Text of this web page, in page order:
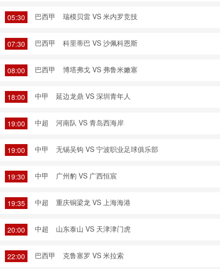
05:30 巴西甲 瑞模贝雷 VS 米内罗竞技
07:30 巴西甲 科里蒂巴 VS 沙佩科恩斯
08:00 巴西甲 博塔弗戈 VS 弗鲁米嫩塞
18:00 中甲 延边龙鼎 VS 深圳青年人
19:00 中超 河南队 VS 青岛西海岸
19:00 中甲 无锡吴钩 VS 宁波职业足球俱乐部
19:30 中甲 广州豹 VS 广西恒宸
19:35 中超 重庆铜梁龙 VS 上海海港
20:00 中超 山东泰山 VS 天津津门虎
22:00 巴西甲 克鲁塞罗 VS 米拉索